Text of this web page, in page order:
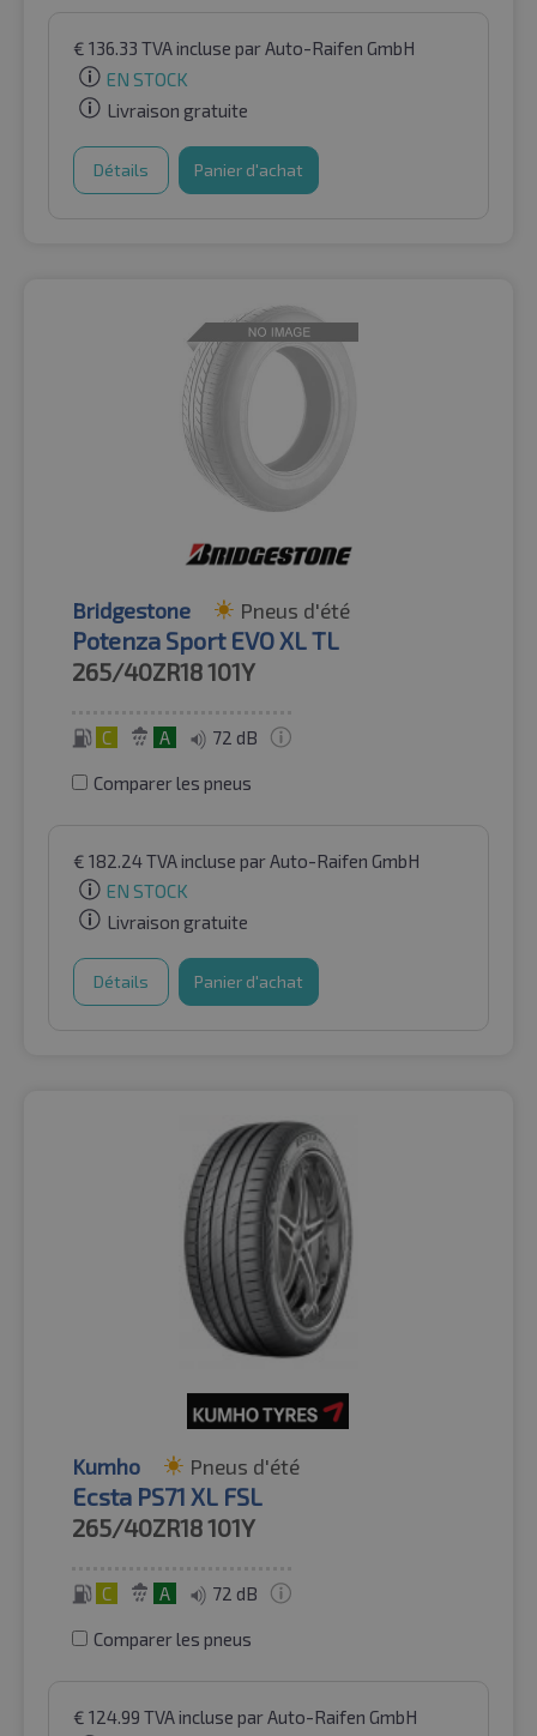
€ 136.33 TVA incluse par Auto-Raifen GmbH
EN STOCK
Livraison gratuite
Détails Panier d'achat
Bridgestone Pneus d'été
Potenza Sport EVO XL TL
265/40ZR18101Y
C A 72 dB
Comparer les pneus
€ 182.24TVA incluse par Auto-Raifen GmbH
EN STOCK
Livraison gratuite
Détails Panier d'achat
Kumho Pneus d'été
Ecsta PS71 XL FSL
265/40ZR18101Y
C A 72 dB
Comparer les pneus
€ 124.99 TVA incluse par Auto-Raifen GmbH